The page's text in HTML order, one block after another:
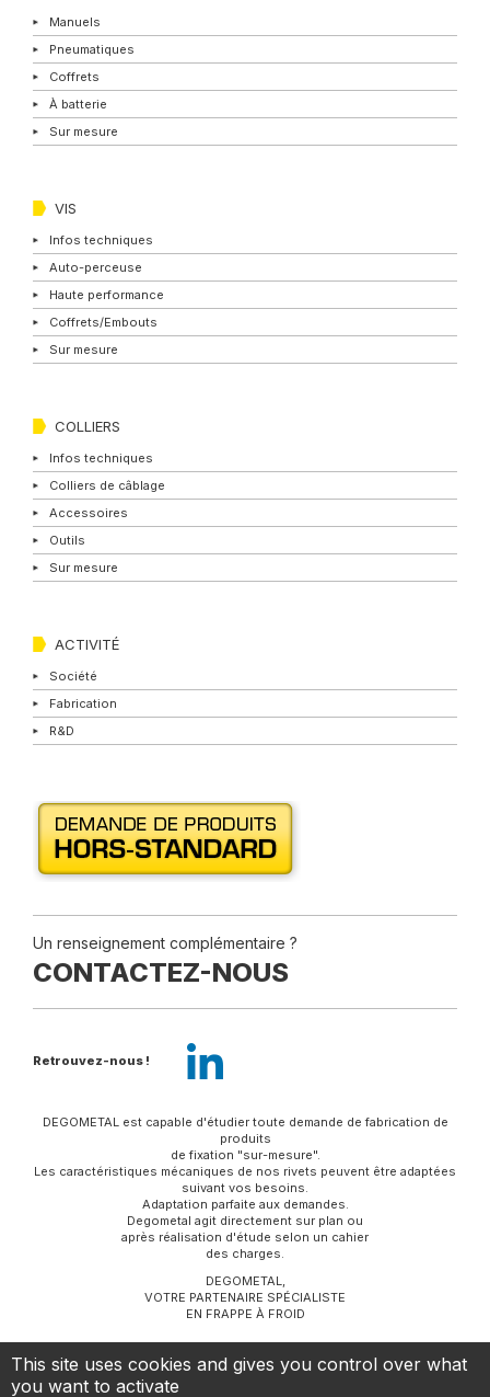
Manuels
Pneumatiques
Coffrets
À batterie
Sur mesure
VIS
Infos techniques
Auto-perceuse
Haute performance
Coffrets/Embouts
Sur mesure
COLLIERS
Infos techniques
Colliers de câblage
Accessoires
Outils
Sur mesure
ACTIVITÉ
Société
Fabrication
R&D
Un renseignement complémentaire ?
CONTACTEZ-NOUS
Retrouvez-nous !
DEGOMETAL est capable d'étudier toute demande de fabrication de
produits
de fixation "sur-mesure".
Les caractéristiques mécaniques de nos rivets peuvent être adaptées
suivant vos besoins.
Adaptation parfaite aux demandes.
Degometal agit directement sur plan ou
après réalisation d'étude selon un cahier
des charges.
DEGOMETAL,
VOTRE PARTENAIRE SPÉCIALISTE
EN FRAPPE À FROID
Mentions légales -Gestion des cookies
CGV
This site uses cookies and gives you control over what
you want to activate